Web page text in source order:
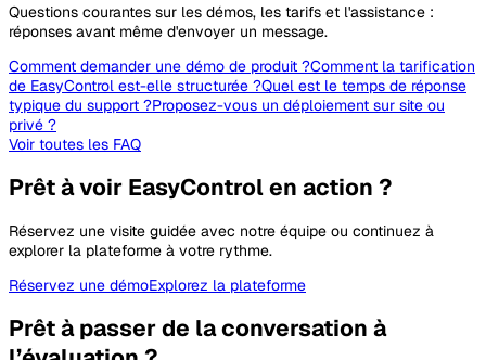
Questions courantes sur les démos, les tarifs et l'assistance :
réponses avant même d'envoyer un message.
Comment demander une démo de produit ?Comment la tarification
de EasyControl est-elle structurée ?Quel est le temps de réponse
typique du support ?Proposez-vous un déploiement sur site ou
privé ?
Voir toutes les FAQ
Prêt à voir EasyControl en action ?
Réservez une visite guidée avec notre équipe ou continuez à
explorer la plateforme à votre rythme.
Réservez une démoExplorez la plateforme
Prêt à passer de la conversation à